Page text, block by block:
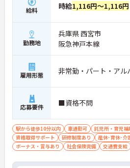
給料 時給1,116円～1,116円
勤務地
兵庫県 西宮市
阪急神戸本線
雇用形態 非常勤・パート・アル
応募要件 ■資格不問
駅から徒歩10分以内 車通勤可 託児所・育児補
資格取得サポート
研修制度あり
産休･育休･介
ボーナス・賞与あり
社会保険完備 交通費支給